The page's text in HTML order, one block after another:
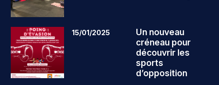
15/01/2025
Un nouveau
créneau pour
découvrir les
sports
d’opposition